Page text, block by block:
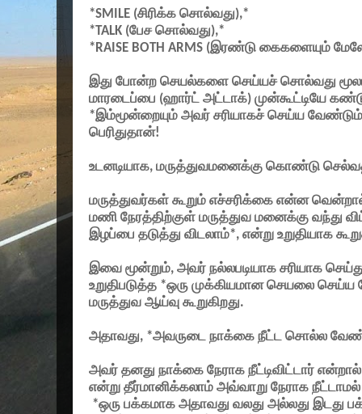
*SMILE (சிரிக்க சொல்வது),*
*TALK (பேச சொல்வது),*
*RAISE BOTH ARMS (இரண்டு கைகளையும்
இது போன்ற செயல்களை செய்யச் சொல்வது
மாரடைப்பை (ஹார்ட் அட்டாக்) முன்கூட்டியே கண்டு
*இம்மூன்றையும் அவர் சரியாகச் செய்ய
பெரிதுதான்!
உடனடியாக, மருத்துவமனைக்கு கொண்டு
மருத்துவர்கள் கூறும் எச்சரிக்கை என்ன
மணி நேரத்திற்குள் மருத்துவ மனைக்கு வந்து
இழப்பை தடுத்து விடலாம்*, என்று உறுதியாக
இவை மூன்றும், அவர் நல்லபடியாக சரியாக
உறுதிபடுத்த *ஒரு முக்கியமான செயலை
மருத்துவ ஆய்வு கூறுகிறது.
அதாவது, *அவருடை நாக்கை நீட்ட சொல்ல
அவர் தனது நாக்கை நேராக நீட்டிவிட்டார் என்றால்
என்று தீர்மானிக்கலாம் அவ்வாறு நேராக நீட்டாமல்
*ஒரு பக்கமாக அதாவது வலது அல்லது இடது